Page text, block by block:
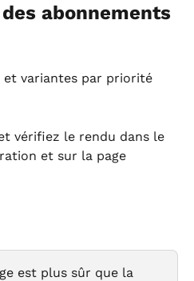
abonnements
et variantes par priorité
vérifiez le rendu dans le
et sur la page
est plus sûr que la